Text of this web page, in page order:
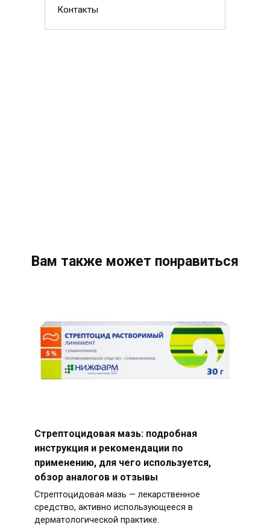
Контакты
Вам также может понравиться
Стрептоцидовая мазь: подробная
инструкция и рекомендации по
применению, для чего используется,
обзор аналогов и отзывы
Стрептоцидовая мазь — лекарственное
средство, активно использующееся в
дерматологической практике.